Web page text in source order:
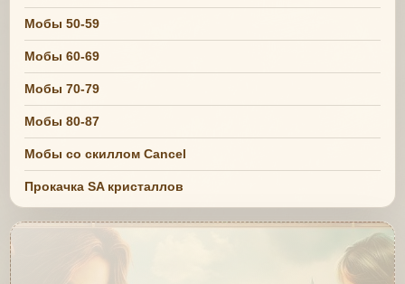
Мобы 50-59
Мобы 60-69
Мобы 70-79
Мобы 80-87
Мобы со скиллом Cancel
Прокачка SA кристаллов